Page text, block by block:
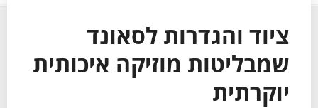
ציוד והגדרות לסאונד
שמבליטות מוזיקה איכותית
יוקרתית